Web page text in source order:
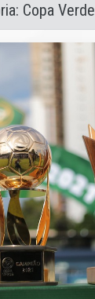
Copa Verde